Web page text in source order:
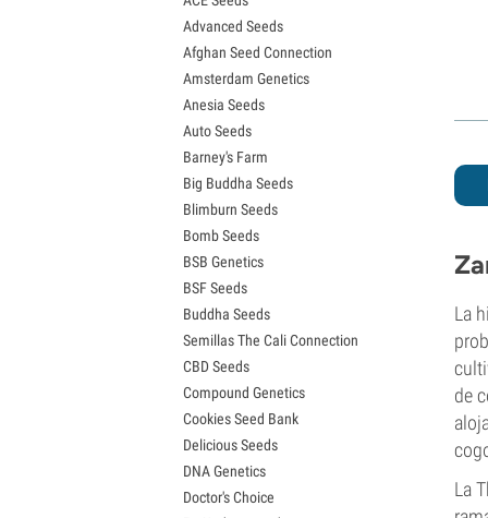
La
de
La
Semillas de Blue Dream
Semillas de Lemon Haze
Semillas de Bruce Banner
Semillas de Gelato
Semillas de Sour Diesel
Semillas de Jack Herer
Semillas de Girl Scout Cookies
Semillas de Wedding Cake
Semillas de Zkittlez
Semillas de Pineapple Express
Semillas de Chemdawg
Semillas de Hindu Kush
Semillas de Mimosa
Advanced Seeds
Afghan Seed Connection
Amsterdam Genetics
Anesia Seeds
Auto Seeds
Barney's Farm
Big Buddha Seeds
Blimburn Seeds
Bomb Seeds
BSB Genetics
BSF Seeds
Buddha Seeds
Semillas The Cali Connection
CBD Seeds
Compound Genetics
Cookies Seed Bank
Delicious Seeds
DNA Genetics
Doctor's Choice